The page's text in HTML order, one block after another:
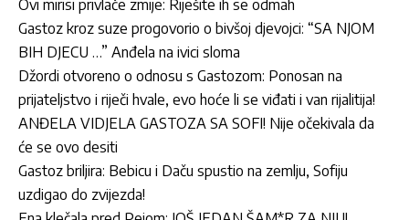
Ovi mirisi privlače zmije: Riješite ih se odmah
Gastoz kroz suze progovorio o bivšoj djevojci: “SA NJOM
BIH DJECU …” Anđela na ivici sloma
Džordi otvoreno o odnosu s Gastozom: Ponosan na
prijateljstvo i riječi hvale, evo hoće li se viđati i van rijalitija!
ANĐELA VIDJELA GASTOZA SA SOFI! Nije očekivala da
će se ovo desiti
Gastoz briljira: Bebicu i Daču spustio na zemlju, Sofiju
uzdigao do zvijezda!